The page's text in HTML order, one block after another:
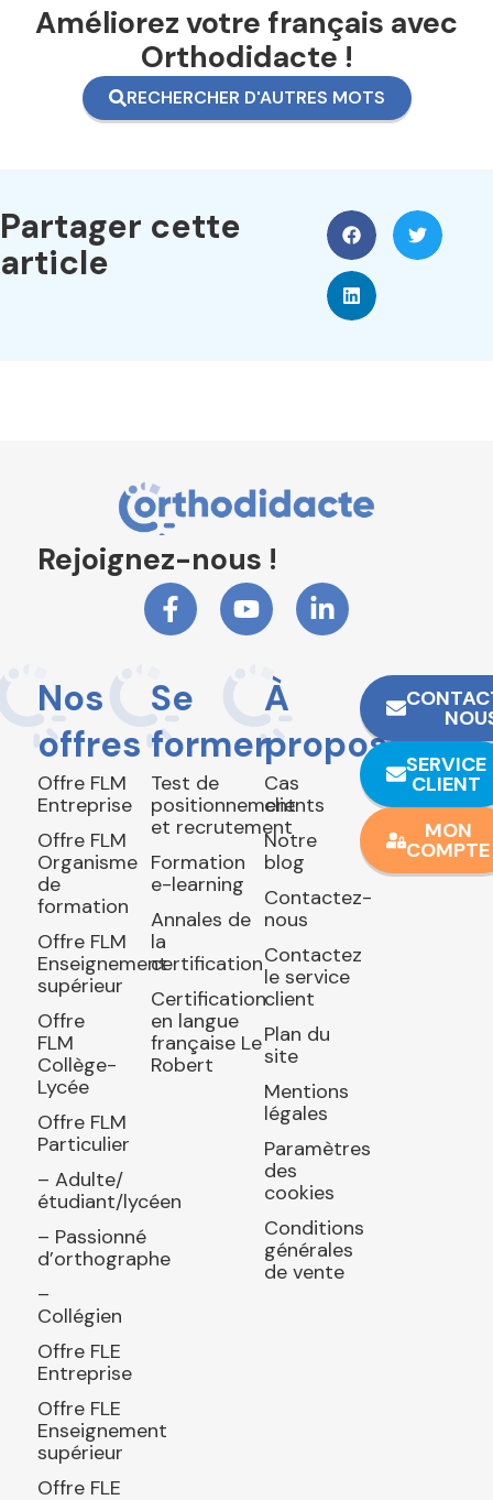
Améliorez votre français avec
Orthodidacte !
RECHERCHER D'AUTRES MOTS
Partager cette
article
Rejoignez-nous !
Nos
offres
Offre FLM
Entreprise
Offre FLM
Organisme
de
formation
Offre FLM
Enseignement
supérieur
Offre
FLM
Collège-
Lycée
Offre FLM
Particulier
– Adulte/
étudiant/lycéen
– Passionné
d’orthographe
–
Collégien
Offre FLE
Entreprise
Offre FLE
Enseignement
supérieur
Offre FLE
Se
former
Test de
positionnement
et recrutement
Formation
e-learning
Annales de
la
certification
Certification
en langue
française Le
Robert
À
propos
Cas
clients
Notre
blog
Contactez-
nous
Contactez
le service
client
Plan du
site
Mentions
légales
Paramètres
des
cookies
Conditions
générales
de vente
SERVICE
CLIENT
MON
COMPTE